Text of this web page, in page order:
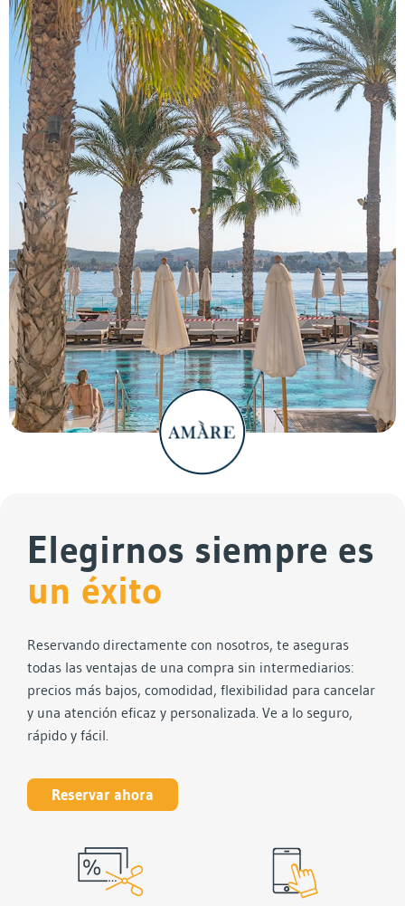
Elegirnos siempre es
un éxito
Reservando directamente con nosotros, te aseguras
todas las ventajas de una compra sin intermediarios:
precios más bajos, comodidad, flexibilidad para cancelar
y una atención eficaz y personalizada. Ve a lo seguro,
rápido y fácil.
Reservar ahora